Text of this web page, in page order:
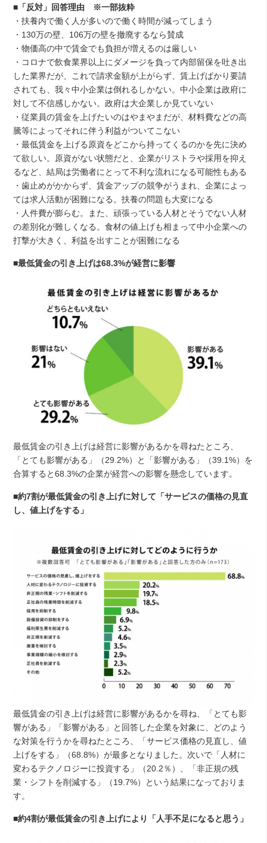
■ 「反対」回答理由 ※一部抜粋
・扶養内で働く人が多いので働く時間が減ってしまう
・130万の壁、106万の壁を撤廃するなら賛成
・物価高の中で賃金でも負担が増えるのは厳しい
・コロナで飲食業界以上にダメージを負って内部留保を吐き出
した業界だが、これで請求金額が上がらず、賃上げばかり要請
されても、我々中小企業は倒れるしかない。中小企業は政府に
対して不信感しかない。政府は大企業しか見ていない
・従業員の賃金を上げたいのはやまやまだが、材料費などの高
騰等によってそれに伴う利益がついてこない
・最低賃金を上げる原資をどこから持ってくるのかを先に決め
て欲しい。原資がない状態だと、企業がリストラや採用を抑え
るなど、結局は労働者にとって不利な流れになる可能性もある
・歯止めがかからず、賃金アップの競争がうまれ、企業によっ
ては求人活動が困難になる。扶養の問題も大変になる
・人件費が膨らむ。また、頑張っている人材とそうでない人材
の差別化が難しくなる。食材の値上げも相まって中小企業への
打撃が大きく、利益を出すことが困難になる
■最低賃金の引き上げは68.3%が経営に影響
最低賃金の引き上げは経営に影響があるかを尋ねたところ、
「とても影響がある」（29.2%）と「影響がある」（39.1%）を
合算すると68.3%の企業が経営への影響を懸念しています。
■約7割が最低賃金の引き上げに対して「サービスの価格の見直
し、値上げをする」
最低賃金の引き上げは経営に影響があるかを尋ね、「とても影
響がある」「影響がある」と回答した企業を対象に、どのよう
な対策を行うかを尋ねたところ、「サービス価格の見直し、値
上げをする」（68.8%）が最多となりました。次いで「人材に
変わるテクノロジーに投資する」（20.2％）、「非正規の残
業・シフトを削減する」（19.7%）という結果になっておりま
す。
■約4割が最低賃金の引き上げにより「人手不足になると思う」